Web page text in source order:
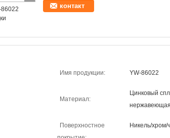
контакт
Имя продукции: YW-86022
Материал:
Цинковый
Поверхностное
Никель/